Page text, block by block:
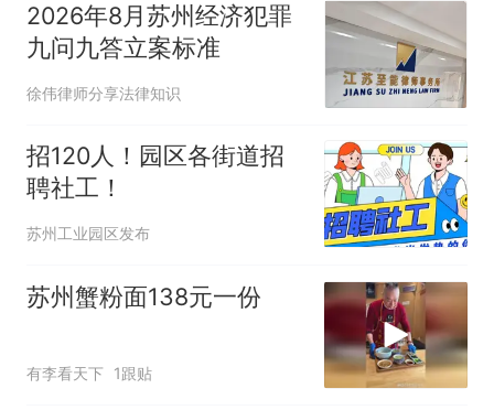
2026年8月苏州经济犯罪
九问九答立案标准
徐伟律师分享法律知识
招120人！园区各街道招
聘社工！
苏州工业园区发布
苏州蟹粉面138元一份
有李看天下 1跟贴